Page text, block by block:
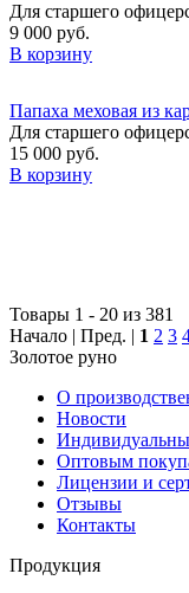
Для старшего
9 000 руб.
В корзину
Папаха меховая из
Для старшего
15 000 руб.
В корзину
Товары 1 - 20 из 381
Начало | Пред. | 1 2 3
Золотое руно
О
Новости
Оптовым
Лицензии и
Отзывы
Контакты
Продукция